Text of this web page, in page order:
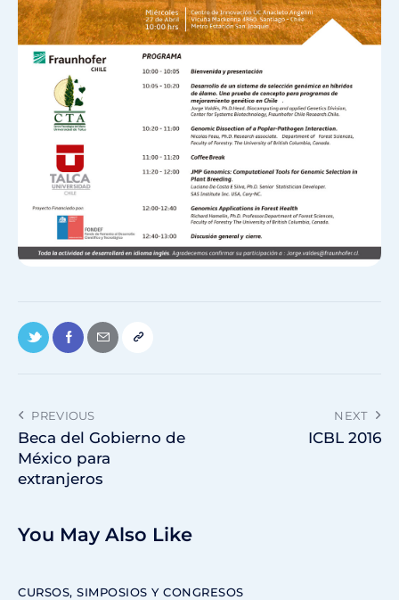
PREVIOUS
Beca del Gobierno de
México para
extranjeros
NEXT
ICBL 2016
You May Also Like
CURSOS, SIMPOSIOS Y CONGRESOS